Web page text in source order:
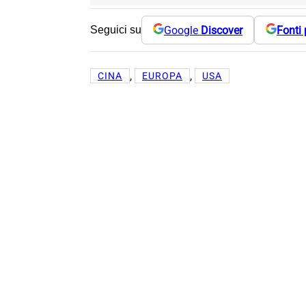
Seguici su Google Discover Fonti
CINA , EUROPA , USA